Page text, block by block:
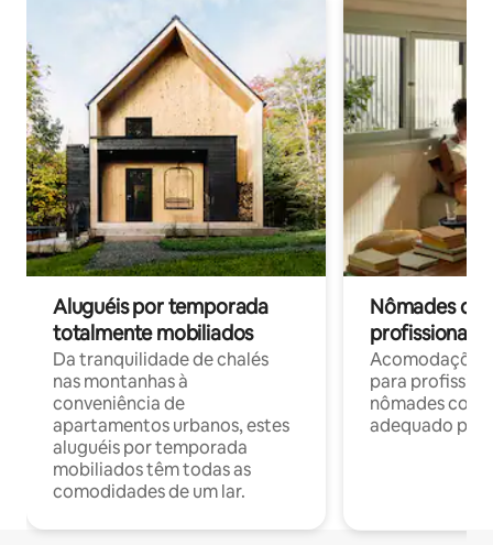
Aluguéis por temporada
totalmente mobiliados
Da tranquilidade de chalés
nas montanhas à
conveniência de
apartamentos urbanos, estes
aluguéis por temporada
mobiliados têm todas as
comodidades de um lar.
Nômades
profissionais
para
nômades com
adequado